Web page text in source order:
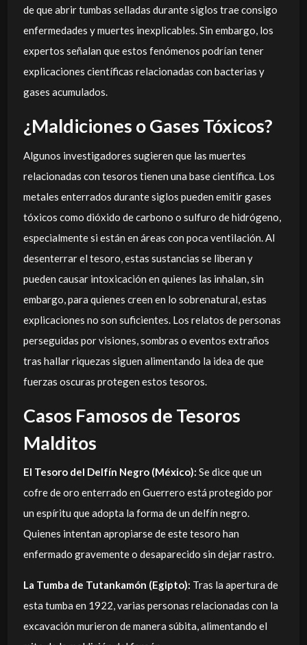
de que abrir tumbas selladas durante siglos trae consigo
enfermedades y muertes inexplicables. Sin embargo, los
expertos señalan que estos fenómenos podrían tener
explicaciones científicas relacionadas con bacterias y
gases acumulados.
¿Maldiciones o Gases Tóxicos?
Algunos investigadores sugieren que las muertes
relacionadas con tesoros tienen una base científica. Los
metales enterrados durante siglos pueden emitir gases
tóxicos como dióxido de carbono o sulfuro de hidrógeno,
especialmente si están en áreas con poca ventilación. Al
desenterrar el tesoro, estas sustancias se liberan y
pueden causar intoxicación en quienes las inhalan, sin
embargo, para quienes creen en lo sobrenatural, estas
explicaciones no son suficientes. Los relatos de personas
perseguidas por visiones, sombras o eventos extraños
tras hallar riquezas siguen alimentando la idea de que
fuerzas oscuras protegen estos tesoros.
Casos Famosos de Tesoros
Malditos
El Tesoro del Delfín Negro (México): Se dice que un
cofre de oro enterrado en Guerrero está protegido por
un espíritu que adopta la forma de un delfín negro.
Quienes intentan apropiarse de este tesoro han
enfermado gravemente o desaparecido sin dejar rastro.
La Tumba de Tutankamón (Egipto): Tras la apertura de
esta tumba en 1922, varias personas relacionadas con la
excavación murieron de manera súbita, alimentando el